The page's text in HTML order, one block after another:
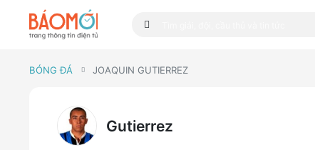
BÓNG ĐÁ JOAQUIN GUTIERREZ
Gutierrez